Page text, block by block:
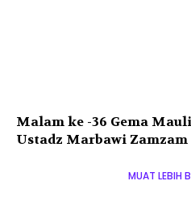
Malam ke -36 Gema
Ustadz Marbawi Zamzam
MUAT LEBIH